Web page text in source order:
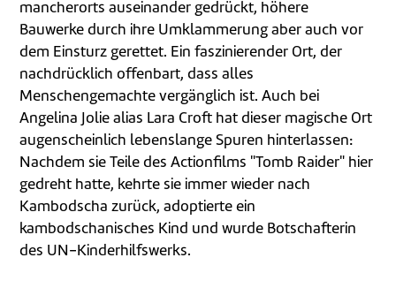
mancherorts auseinander gedrückt, höhere
Bauwerke durch ihre Umklammerung aber auch vor
dem Einsturz gerettet. Ein faszinierender Ort, der
nachdrücklich offenbart, dass alles
Menschengemachte vergänglich ist. Auch bei
Angelina Jolie alias Lara Croft hat dieser magische Ort
augenscheinlich lebenslange Spuren hinterlassen:
Nachdem sie Teile des Actionfilms "Tomb Raider" hier
gedreht hatte, kehrte sie immer wieder nach
Kambodscha zurück, adoptierte ein
kambodschanisches Kind und wurde Botschafterin
des UN-Kinderhilfswerks.